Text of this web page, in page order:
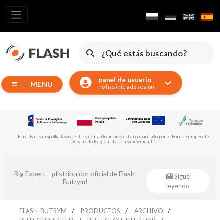
MENU panel de usuario
no has iniciado sesión
Todos los
productos
Dispositivos
Generadores
Accesorios
estroboscópicas
Flash-Butrym Spółka Jawna está ejecutando un proyecto cofinanciado por el Fondo Europeo de
Desarrollo Regional bajo la Submedida 1.1.
Rig Expert - ¡distribuidor oficial de Flash-
Butrym!
Sigue
leyendo
FLASH-BUTRYM PRODUCTOS
ARCHIVO